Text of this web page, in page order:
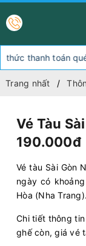
quét QR phí
Trang nhất
Vé Tàu
190.000đ
Vé tàu Sài Gòn
ngày có
Hòa (Nha
Chi tiết thông
ghế còn, giá vé